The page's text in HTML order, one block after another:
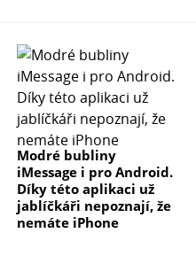
Modré bubliny
iMessage i pro Android.
Díky této aplikaci už
jablíčkáři nepoznají, že
nemáte iPhone